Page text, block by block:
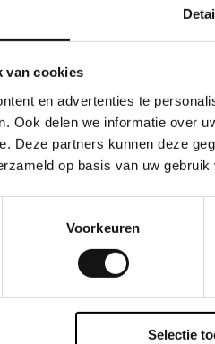
van cookies
en advertenties te
Ook delen we informatie over
Deze partners kunnen deze
op basis van uw
Voorkeuren
Selectie
→
zonderbtw